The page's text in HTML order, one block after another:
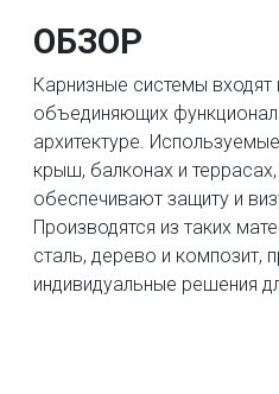
ОБЗОР
Карнизные системы входят
объединяющих
архитектуре.
крыш, балконах и
обеспечивают защиту и
Производятся из таких
сталь, дерево и композит,
индивидуальные решения